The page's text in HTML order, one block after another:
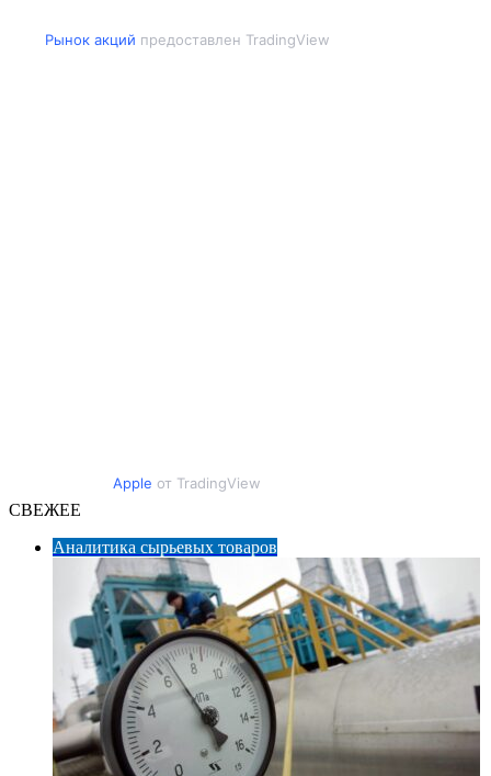
Рынок акций предоставлен TradingView
Apple от TradingView
СВЕЖЕЕ
Аналитика сырьевых товаров